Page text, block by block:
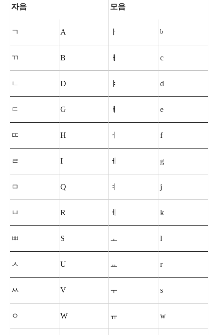
자음 모음
ㄱ A ㅏ b
ㄲ B ㅐ c
ㄴ D ㅑ d
ㄷ G ㅒ e
ㄸ H ㅓ f
ㄹ I ㅔ g
ㅁ Q ㅕ j
ㅂ R ㅖ k
ㅃ S ㅗ l
ㅅ U ㅛ r
ㅆ V ㅜ s
ㅇ W ㅠ w